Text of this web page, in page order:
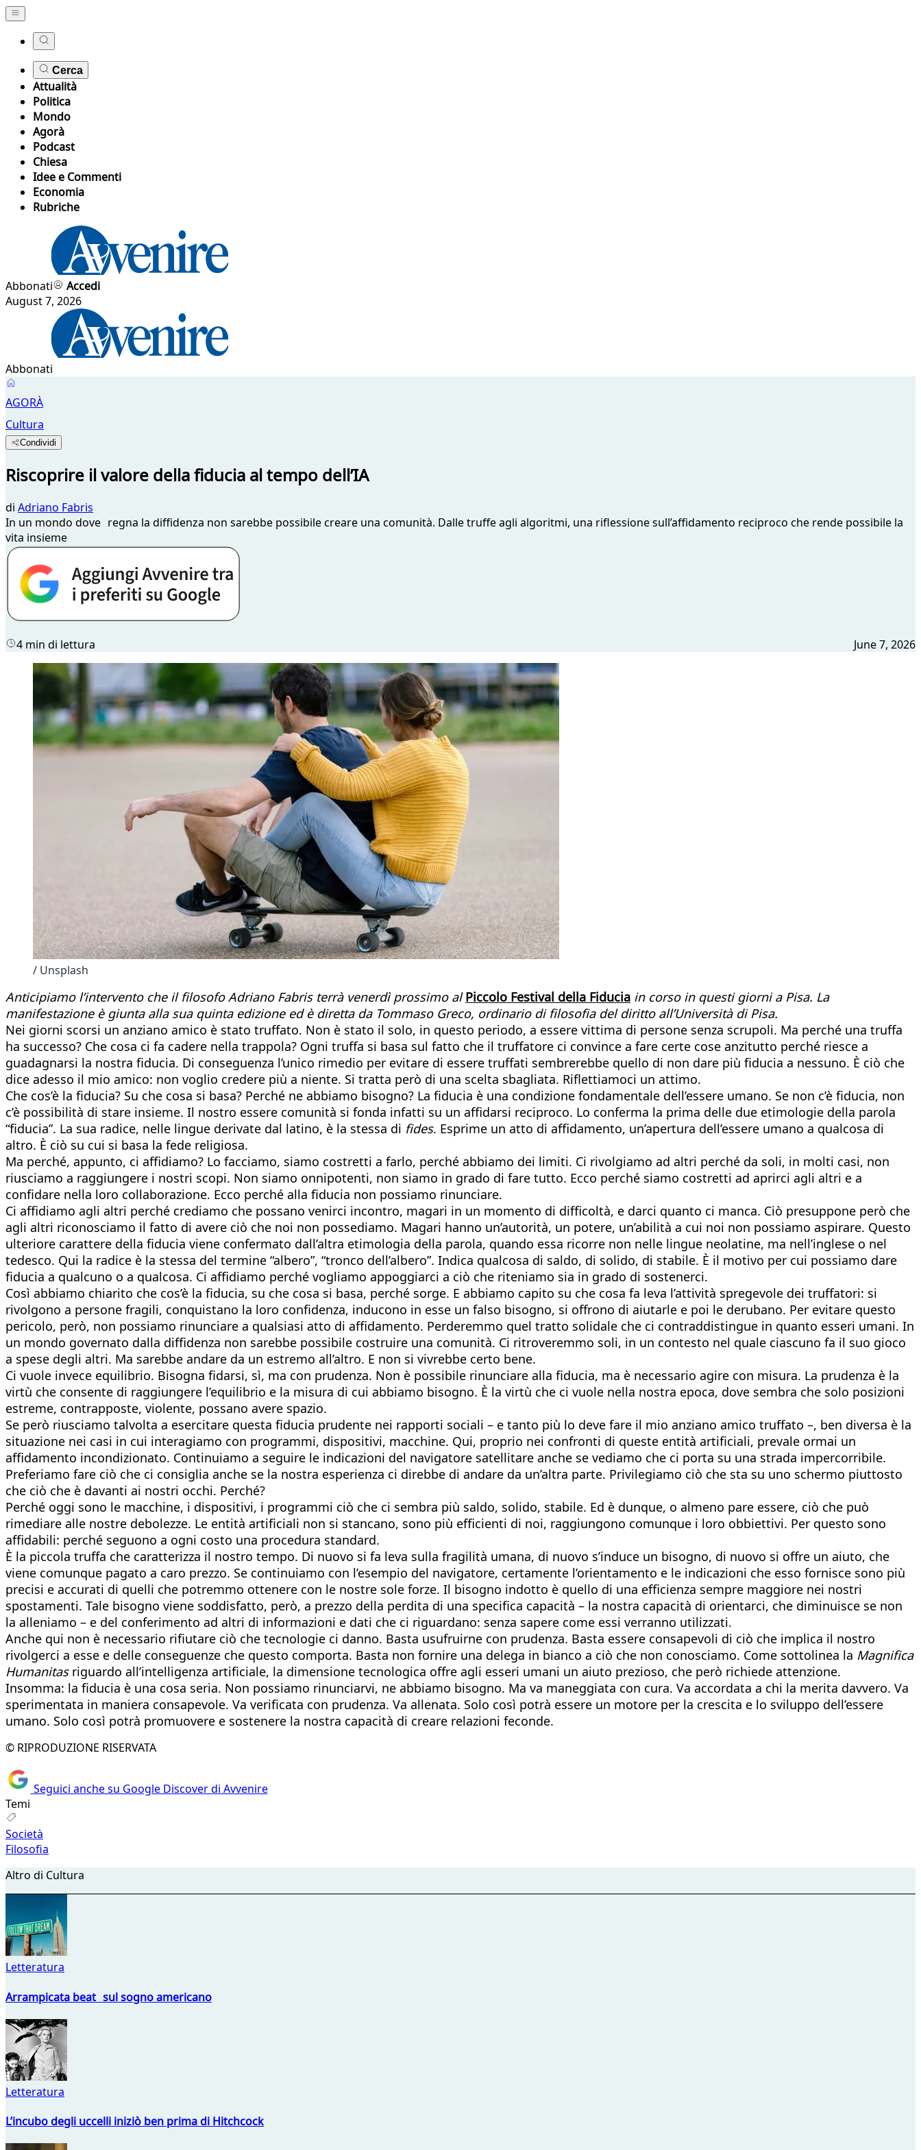
Cerca
Attualità
Politica
Mondo
Agorà
Podcast
Chiesa
Idee e Commenti
Economia
Rubriche
Abbonati
Accedi
August 7, 2026
Abbonati
AGORÀ
Cultura
Condividi
Riscoprire il valore della fiducia al tempo dell’IA
di Adriano Fabris
In un mondo dove regna la diffidenza non sarebbe possibile creare una comunità. Dalle truffe agli algoritmi, una riflessione sull’affidamento reciproco che rende possibile la
vita insieme
4 min di lettura June 7, 2026
/ Unsplash
Anticipiamo l’intervento che il filosofo Adriano Fabris terrà venerdì prossimo alPiccolo Festival della Fiducia in corso in questi giorni a Pisa. La
manifestazione è giunta alla sua quinta edizione ed è diretta da Tommaso Greco, ordinario di filosofia del diritto all’Università di Pisa.
Nei giorni scorsi un anziano amico è stato truffato. Non è stato il solo, in questo periodo, a essere vittima di persone senza scrupoli. Ma perché una truffa
ha successo? Che cosa ci fa cadere nella trappola? Ogni truffa si basa sul fatto che il truffatore ci convince a fare certe cose anzitutto perché riesce a
guadagnarsi la nostra fiducia. Di conseguenza l’unico rimedio per evitare di essere truffati sembrerebbe quello di non dare più fiducia a nessuno. È ciò che
dice adesso il mio amico: non voglio credere più a niente. Si tratta però di una scelta sbagliata. Riflettiamoci un attimo.
Che cos’è la fiducia? Su che cosa si basa? Perché ne abbiamo bisogno? La fiducia è una condizione fondamentale dell’essere umano. Se non c’è fiducia, non
c’è possibilità di stare insieme. Il nostro essere comunità si fonda infatti su un affidarsi reciproco. Lo conferma la prima delle due etimologie della parola
“fiducia”. La sua radice, nelle lingue derivate dal latino, è la stessa di fides. Esprime un atto di affidamento, un’apertura dell’essere umano a qualcosa di
altro. È ciò su cui si basa la fede religiosa.
Ma perché, appunto, ci affidiamo? Lo facciamo, siamo costretti a farlo, perché abbiamo dei limiti. Ci rivolgiamo ad altri perché da soli, in molti casi, non
riusciamo a raggiungere i nostri scopi. Non siamo onnipotenti, non siamo in grado di fare tutto. Ecco perché siamo costretti ad aprirci agli altri e a
confidare nella loro collaborazione. Ecco perché alla fiducia non possiamo rinunciare.
Ci affidiamo agli altri perché crediamo che possano venirci incontro, magari in un momento di difficoltà, e darci quanto ci manca. Ciò presuppone però che
agli altri riconosciamo il fatto di avere ciò che noi non possediamo. Magari hanno un’autorità, un potere, un’abilità a cui noi non possiamo aspirare. Questo
ulteriore carattere della fiducia viene confermato dall’altra etimologia della parola, quando essa ricorre non nelle lingue neolatine, ma nell’inglese o nel
tedesco. Qui la radice è la stessa del termine “albero”, “tronco dell’albero”. Indica qualcosa di saldo, di solido, di stabile. È il motivo per cui possiamo dare
fiducia a qualcuno o a qualcosa. Ci affidiamo perché vogliamo appoggiarci a ciò che riteniamo sia in grado di sostenerci.
Così abbiamo chiarito che cos’è la fiducia, su che cosa si basa, perché sorge. E abbiamo capito su che cosa fa leva l’attività spregevole dei truffatori: si
rivolgono a persone fragili, conquistano la loro confidenza, inducono in esse un falso bisogno, si offrono di aiutarle e poi le derubano. Per evitare questo
pericolo, però, non possiamo rinunciare a qualsiasi atto di affidamento. Perderemmo quel tratto solidale che ci contraddistingue in quanto esseri umani. In
un mondo governato dalla diffidenza non sarebbe possibile costruire una comunità. Ci ritroveremmo soli, in un contesto nel quale ciascuno fa il suo gioco
a spese degli altri. Ma sarebbe andare da un estremo all’altro. E non si vivrebbe certo bene.
Ci vuole invece equilibrio. Bisogna fidarsi, sì, ma con prudenza. Non è possibile rinunciare alla fiducia, ma è necessario agire con misura. La prudenza è la
virtù che consente di raggiungere l’equilibrio e la misura di cui abbiamo bisogno. È la virtù che ci vuole nella nostra epoca, dove sembra che solo posizioni
estreme, contrapposte, violente, possano avere spazio.
Se però riusciamo talvolta a esercitare questa fiducia prudente nei rapporti sociali – e tanto più lo deve fare il mio anziano amico truffato –, ben diversa è la
situazione nei casi in cui interagiamo con programmi, dispositivi, macchine. Qui, proprio nei confronti di queste entità artificiali, prevale ormai un
affidamento incondizionato. Continuiamo a seguire le indicazioni del navigatore satellitare anche se vediamo che ci porta su una strada impercorribile.
Preferiamo fare ciò che ci consiglia anche se la nostra esperienza ci direbbe di andare da un’altra parte. Privilegiamo ciò che sta su uno schermo piuttosto
che ciò che è davanti ai nostri occhi. Perché?
Perché oggi sono le macchine, i dispositivi, i programmi ciò che ci sembra più saldo, solido, stabile. Ed è dunque, o almeno pare essere, ciò che può
rimediare alle nostre debolezze. Le entità artificiali non si stancano, sono più efficienti di noi, raggiungono comunque i loro obbiettivi. Per questo sono
affidabili: perché seguono a ogni costo una procedura standard.
È la piccola truffa che caratterizza il nostro tempo. Di nuovo si fa leva sulla fragilità umana, di nuovo s’induce un bisogno, di nuovo si offre un aiuto, che
viene comunque pagato a caro prezzo. Se continuiamo con l’esempio del navigatore, certamente l’orientamento e le indicazioni che esso fornisce sono più
precisi e accurati di quelli che potremmo ottenere con le nostre sole forze. Il bisogno indotto è quello di una efficienza sempre maggiore nei nostri
spostamenti. Tale bisogno viene soddisfatto, però, a prezzo della perdita di una specifica capacità – la nostra capacità di orientarci, che diminuisce se non
la alleniamo – e del conferimento ad altri di informazioni e dati che ci riguardano: senza sapere come essi verranno utilizzati.
Anche qui non è necessario rifiutare ciò che tecnologie ci danno. Basta usufruirne con prudenza. Basta essere consapevoli di ciò che implica il nostro
rivolgerci a esse e delle conseguenze che questo comporta. Basta non fornire una delega in bianco a ciò che non conosciamo. Come sottolinea la Magnifica
Humanitasriguardo all’intelligenza artificiale, la dimensione tecnologica offre agli esseri umani un aiuto prezioso, che però richiede attenzione.
Insomma: la fiducia è una cosa seria. Non possiamo rinunciarvi, ne abbiamo bisogno. Ma va maneggiata con cura. Va accordata a chi la merita davvero. Va
sperimentata in maniera consapevole. Va verificata con prudenza. Va allenata. Solo così potrà essere un motore per la crescita e lo sviluppo dell’essere
umano. Solo così potrà promuovere e sostenere la nostra capacità di creare relazioni feconde.
© RIPRODUZIONE RISERVATA
Seguici anche su Google Discover di Avvenire
Temi
Società
Filosofia
Altro di Cultura
Letteratura
Arrampicata beat sul sogno americano
Letteratura
L’incubo degli uccelli iniziò ben prima di Hitchcock